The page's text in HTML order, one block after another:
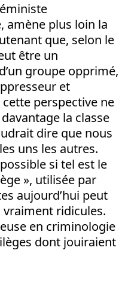
amène plus loin la
que, selon le
être un
groupe opprimé,
et
perspective ne
la classe
dire que nous
uns les autres.
si tel est le
», utilisée par
aujourd’hui peut
ridicules.
en criminologie
dont jouiraient